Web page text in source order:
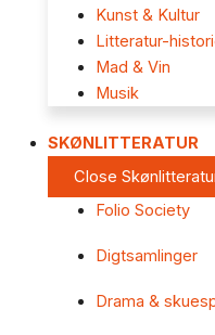
Kunst & Kultur
Litteratur-
Mad & Vin
Musik
SKØNLITTERATUR
Close
Folio Society
Digtsamlinger
Drama &